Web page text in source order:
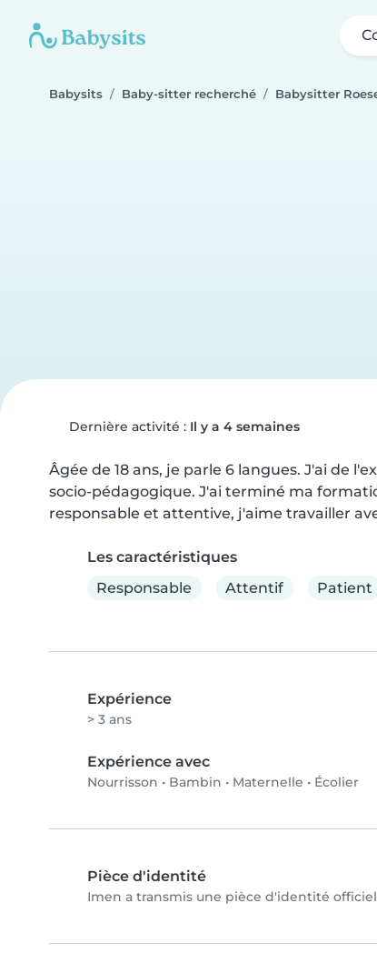
Babysits Baby-sitter recherché Babysitter
Dernière activité : Il y a 4 semaines
Âgée de 18 ans, je parle 6 langues. J'ai de
socio-pédagogique. J'ai terminé ma
responsable et attentive, j'aime travailler
Les caractéristiques
Responsable
Attentif Patient
Expérience
> 3 ans
Expérience avec
Nourrisson • Bambin • Maternelle • Écolier
Pièce d'identité
Imen a transmis une pièce d'identité